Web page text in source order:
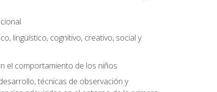
lingüístico, cognitivo, creativo, social y
el comportamiento de los niños
técnicas de observación y